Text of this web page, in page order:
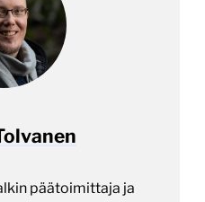
päätoimittaja ja